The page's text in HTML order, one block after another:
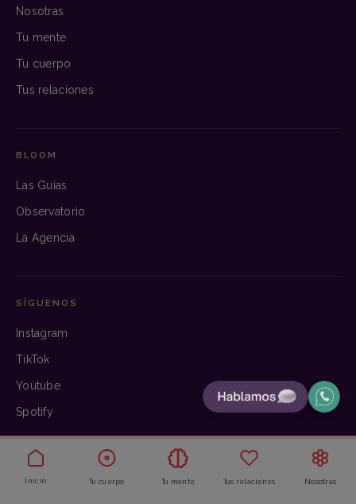
Inicio Tu cuerpo Tu mente Tus relaciones Nosotras
Nosotras
Tu mente
Tu cuerpo
Tus relaciones
BLOOM
Las Guías
Observatorio
La Agencia
SÍGUENOS
Instagram
TikTok
Youtube
Spotify
© 2026 Bloom. Hecho con criterio.
Privacidad